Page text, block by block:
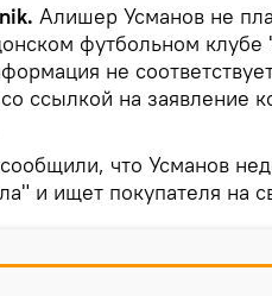
Алишер Усманов не
футбольном клубе
не
ссылкой на заявление
что Усманов
и ищет покупателя на